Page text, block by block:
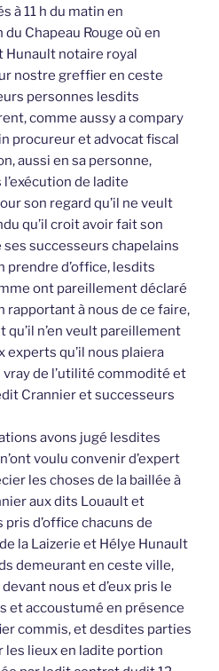
à 11 h du matin en
Chapeau Rouge où en
notaire royal
nostre greffier en ceste
personnes lesdits
comme aussy a compary
procureur et advocat fiscal
aussi en sa personne,
de ladite
son regard qu’il ne veult
qu’il croit avoir fait son
successeurs chapelains
prendre d’office, lesdits
ont pareillement déclaré
rapportant à nous de ce faire,
qu’il n’en veult pareillement
experts qu’il nous plaiera
de l’utilité commodité et
Crannier et successeurs
avons jugé lesdites
voulu convenir d’expert
les choses de la baillée à
aux dits Louault et
d’office chacuns de
la Laizerie et Hélye Hunault
demeurant en ceste ville,
nous et d’eux pris le
et accoustumé en présence
commis, et desdites parties
lieux en ladite portion